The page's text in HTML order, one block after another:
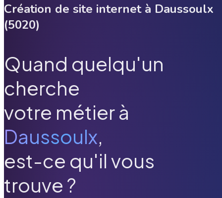
Création de site internet à Daussoulx
(5020)
Quand quelqu'un
cherche
votre métier à
Daussoulx,
est-ce qu'il vous
trouve ?